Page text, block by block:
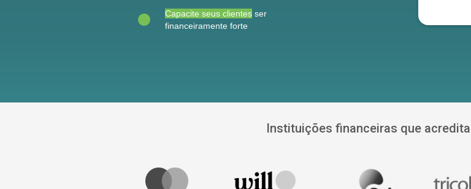
Capacite seus clientesser
financeiramente forte
Instituições financeiras que